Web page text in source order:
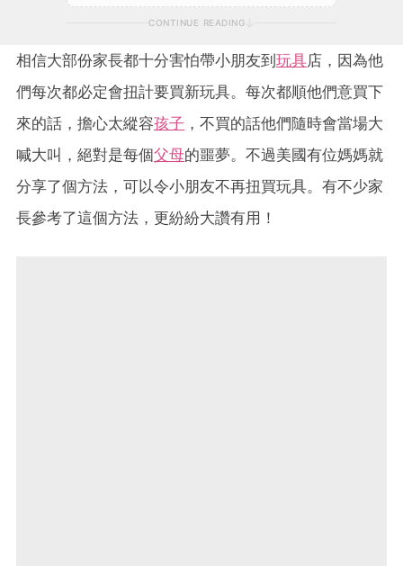
CONTINUE READING
相信大部份家長都十分害怕帶小朋友到玩具店，因為他
們每次都必定會扭計要買新玩具。每次都順他們意買下
來的話，擔心太縱容孩子 ，不買的話他們隨時會當場大
喊大叫，絕對是每個父母的噩夢。不過美國有位媽媽就
分享了個方法，可以令小朋友不再扭買玩具。有不少家
長參考了這個方法，更紛紛大讚有用！